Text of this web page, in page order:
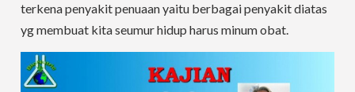
terkena penyakit penuaan yaitu berbagai penyakit diatas
yg membuat kita seumur hidup harus minum obat.